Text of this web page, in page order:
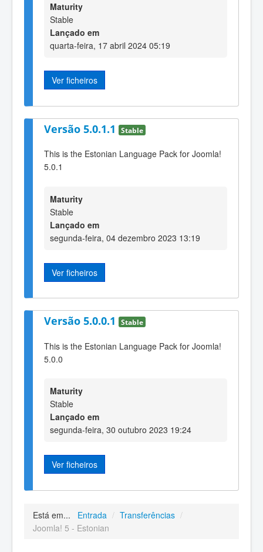
Maturity
Stable
Lançado em
quarta-feira, 17 abril 2024 05:19
Ver ficheiros
Versão 5.0.1.1 Stable
This is the Estonian Language Pack for Joomla!
5.0.1
Maturity
Stable
Lançado em
segunda-feira, 04 dezembro 2023 13:19
Ver ficheiros
Versão 5.0.0.1 Stable
This is the Estonian Language Pack for Joomla!
5.0.0
Maturity
Stable
Lançado em
segunda-feira, 30 outubro 2023 19:24
Ver ficheiros
Está em... Entrada / Transferências /
Joomla! 5 - Estonian